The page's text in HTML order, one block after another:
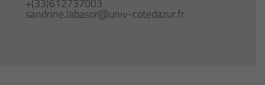
+(33)612737003
sandrine.labasor@univ-cotedazur.fr